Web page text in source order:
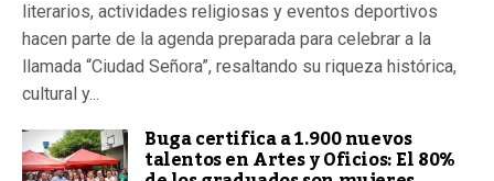
literarios, actividades religiosas y eventos deportivos
hacen parte de la agenda preparada para celebrar a la
llamada “Ciudad Señora”, resaltando su riqueza histórica,
cultural y...
Buga certifica a 1.900 nuevos
talentos en Artes y Oficios: El 80%